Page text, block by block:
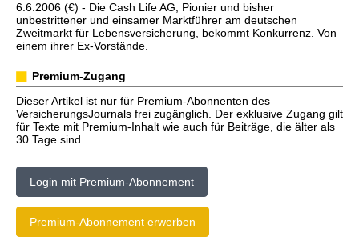
6.6.2006 (€) - Die Cash Life AG, Pionier und bisher
unbestrittener und einsamer Marktführer am deutschen
Zweitmarkt für Lebensversicherung, bekommt Konkurrenz. Von
einem ihrer Ex-Vorstände.
Premium-Zugang
Dieser Artikel ist nur für Premium-Abonnenten des
VersicherungsJournals frei zugänglich. Der exklusive Zugang gilt
für Texte mit Premium-Inhalt wie auch für Beiträge, die älter als
30 Tage sind.
Login mit Premium-Abonnement
Premium-Abonnement erwerben